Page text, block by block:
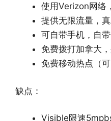
使用Verizon网络
提供无限流量，
可自带手机，自
免费拨打加拿大
免费移动热点（可
缺点：
Visible限速